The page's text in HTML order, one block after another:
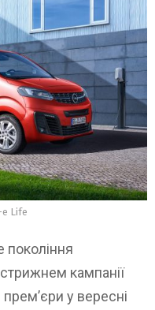
Life
кампанії
у вересні